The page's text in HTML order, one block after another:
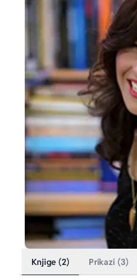
Knjige (2) Prikazi (3)